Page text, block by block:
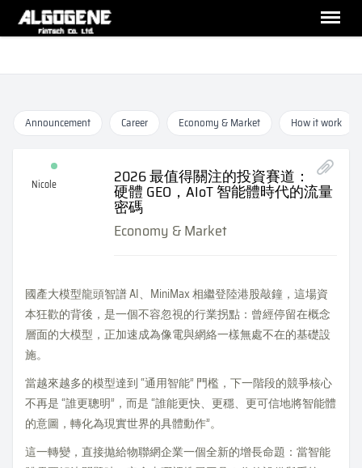
Announcement Career Economy & Market How it work
Nicole 2026 最值得關注的投資賽道：
硬體 GEO，AIoT 智能體時代的流量
密碼
Economy & Market
國產大模型龍頭智譜 AI、MiniMax 相繼登陸港股敲鐘，這場資
本狂歡的背後，是一個不容忽視的行業拐點：曾經停留在概念
層面的大模型，正加速成為像電與網絡一樣無處不在的基礎設
施。
當越來越多的模型達到 “通用智能” 門檻，下一階段的競爭核心
不再是 “誰更聰明”，而是 “誰能更快、更穩、更可信地將智能體
的意圖，轉化為現實世界的具體動作”。
這一轉變，直接拋給物聯網企業一個全新的增長命題：當智能